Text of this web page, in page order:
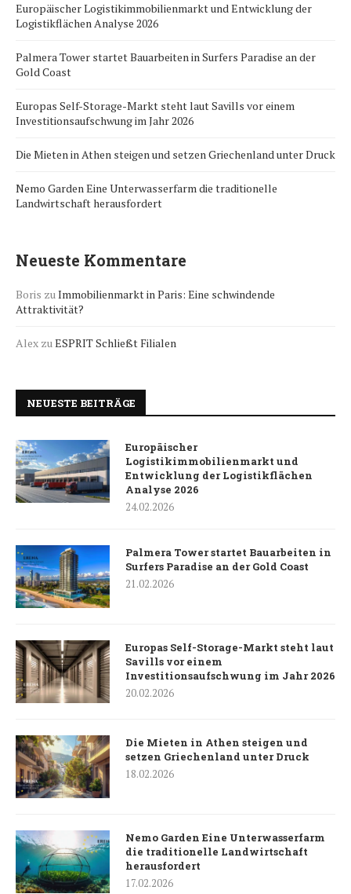
Europäischer Logistikimmobilienmarkt und Entwicklung der
Logistikflächen Analyse 2026
Palmera Tower startet Bauarbeiten in Surfers Paradise an der
Gold Coast
Europas Self-Storage-Markt steht laut Savills vor einem
Investitionsaufschwung im Jahr 2026
Die Mieten in Athen steigen und setzen Griechenland unter Druck
Nemo Garden Eine Unterwasserfarm die traditionelle
Landwirtschaft herausfordert
Neueste Kommentare
Boris zuImmobilienmarkt in Paris: Eine schwindende
Attraktivität?
Alex zuESPRIT Schließt Filialen
NEUESTE BEITRÄGE
Europäischer
Logistikimmobilienmarkt und
Entwicklung der Logistikflächen
Analyse 2026
24.02.2026
Palmera Tower startet Bauarbeiten in
Surfers Paradise an der Gold Coast
21.02.2026
Europas Self-Storage-Markt steht laut
Savills vor einem
Investitionsaufschwung im Jahr 2026
20.02.2026
Die Mieten in Athen steigen und
setzen Griechenland unter Druck
18.02.2026
Nemo Garden Eine Unterwasserfarm
die traditionelle Landwirtschaft
herausfordert
17.02.2026